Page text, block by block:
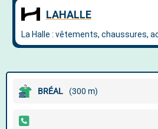
BRÉAL (300 m)